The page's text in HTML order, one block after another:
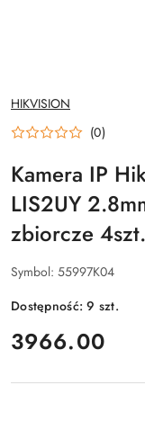
NAZWA
PRODUCENTA:
HIKVISION
(0)
Kamera IP
LIS2UY
zbiorcze 4szt.
Symbol: 55997K04
Dostępność:9 szt.
cena:
3966.00